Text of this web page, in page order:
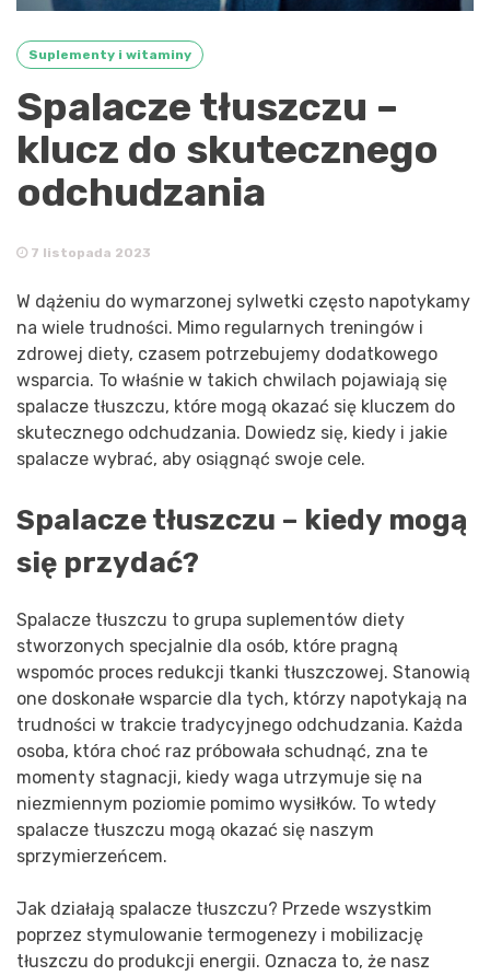
Suplementy i witaminy
Spalacze tłuszczu –
klucz do skutecznego
odchudzania
7 listopada 2023
W dążeniu do wymarzonej sylwetki często napotykamy
na wiele trudności. Mimo regularnych treningów i
zdrowej diety, czasem potrzebujemy dodatkowego
wsparcia. To właśnie w takich chwilach pojawiają się
spalacze tłuszczu, które mogą okazać się kluczem do
skutecznego odchudzania. Dowiedz się, kiedy i jakie
spalacze wybrać, aby osiągnąć swoje cele.
Spalacze tłuszczu – kiedy mogą
się przydać?
Spalacze tłuszczu to grupa suplementów diety
stworzonych specjalnie dla osób, które pragną
wspomóc proces redukcji tkanki tłuszczowej. Stanowią
one doskonałe wsparcie dla tych, którzy napotykają na
trudności w trakcie tradycyjnego odchudzania. Każda
osoba, która choć raz próbowała schudnąć, zna te
momenty stagnacji, kiedy waga utrzymuje się na
niezmiennym poziomie pomimo wysiłków. To wtedy
spalacze tłuszczu mogą okazać się naszym
sprzymierzeńcem.
Jak działają spalacze tłuszczu? Przede wszystkim
poprzez stymulowanie termogenezy i mobilizację
tłuszczu do produkcji energii. Oznacza to, że nasz